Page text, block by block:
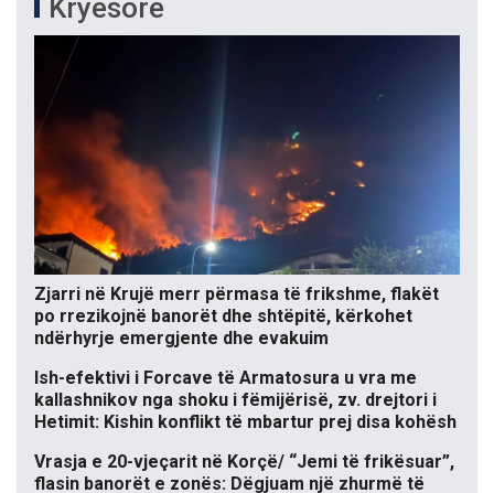
Kryesore
Zjarri në Krujë merr përmasa të frikshme, flakët
po rrezikojnë banorët dhe shtëpitë, kërkohet
ndërhyrje emergjente dhe evakuim
Ish-efektivi i Forcave të Armatosura u vra me
kallashnikov nga shoku i fëmijërisë, zv. drejtori i
Hetimit: Kishin konflikt të mbartur prej disa kohësh
Vrasja e 20-vjeçarit në Korçë/ “Jemi të frikësuar”,
flasin banorët e zonës: Dëgjuam një zhurmë të